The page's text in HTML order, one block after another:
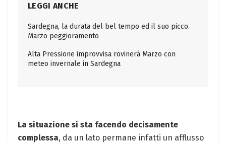
LEGGI ANCHE
Sardegna, la durata del bel tempo ed il suo picco.
Marzo peggioramento
Alta Pressione improvvisa rovinerà Marzo con
meteo invernale in Sardegna
La situazione si sta facendo decisamente
complessa, da un lato permane infatti un afflusso